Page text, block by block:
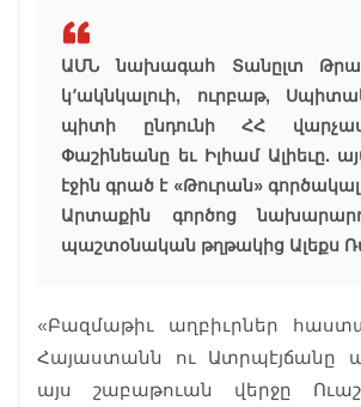
ԱՄՆ նախագահ Տանըլտ
կ՚ակնկալուի, ուրբաթ,
պիտի ընդունի ՀՀ
Փաշինեանը եւ Իլհամ Ալիեւը.
էջին գրած է «Թուրան»
Արտաքին գործոց
պաշտօնական թղթակից Ալեքս
«Բազմաթիւ աղբիւրներ
Հայաստանն ու Ատրպէյճանը
այս շաբաթուան վերջը